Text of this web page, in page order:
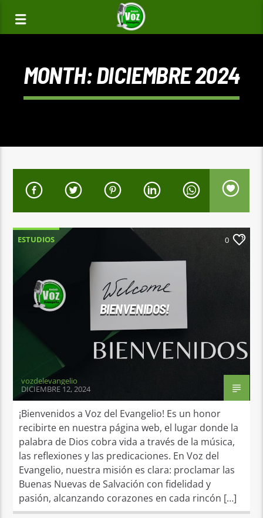
MONTH:DICIEMBRE 2024
ESTUDIOS 0
BIENVENIDOS!
vozdelevangelio
DICIEMBRE 12, 2024
¡Bienvenidos a Voz del Evangelio! Es un honor
recibirte en nuestra página web, el lugar donde la
palabra de Dios cobra vida a través de la música,
las reflexiones y las predicaciones. En Voz del
Evangelio, nuestra misión es clara: proclamar las
Buenas Nuevas de Salvación con fidelidad y
pasión, alcanzando corazones en cada rincón […]